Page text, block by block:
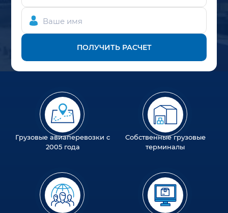
Ваше имя
ПОЛУЧИТЬ РАСЧЕТ
Грузовые авиаперевозки с
2005 года
Собственные грузовые
терминалы